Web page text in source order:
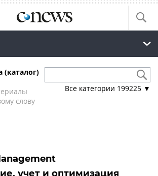
(каталог)
слову
Все категории 199225 ▼
учет и оптимизация